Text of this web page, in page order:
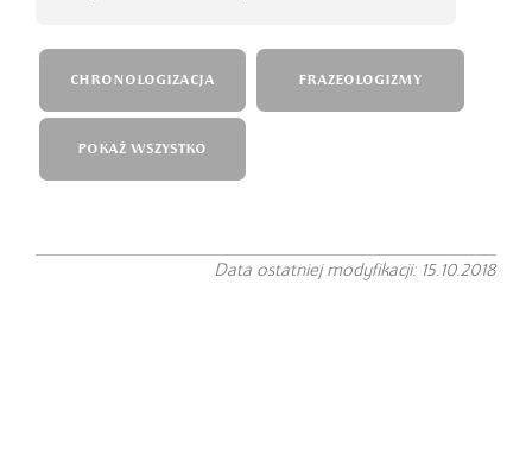
CHRONOLOGIZACJA FRAZEOLOGIZMY
POKAŻ WSZYSTKO
Data ostatniej modyfikacji: 15.10.2018